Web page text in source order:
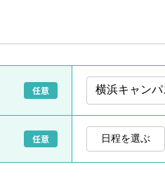
任意
任意 日程を選ぶ